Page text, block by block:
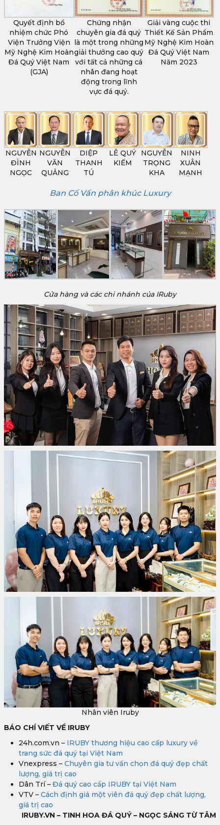
Quyết định bổ
nhiệm chức Phó
Viện Trưởng Viện
Mỹ Nghệ Kim Hoàn
Đá Quý Việt Nam
(GJA)
Chứng nhận
chuyên gia đá quý
là một trong những
giải thưởng cao quý
với tất cả những cá
nhân đang hoạt
động trong lĩnh
vực đá quý.
Giải vàng cuộc thi
Thiết Kế Sản Phẩm
Mỹ Nghệ Kim Hoàn
Đá Quý Việt Nam
Năm 2023
NGUYỄN
ĐÌNH
NGỌC
NGUYỄN
VĂN
QUẢNG
DIỆP
THANH
TÚ
LÊ QUÝ
KIẾM
NGUYỄN
TRỌNG
KHA
NINH
XUÂN
MẠNH
Ban Cố Vấn phân khúc Luxury
Cửa hàng và các chi nhánh của IRuby
Nhân viên Iruby
BÁO CHÍ VIẾT VỀ IRUBY
24h.com.vn – IRUBY thương hiệu cao cấp luxury về
trang sức đá quý tại Việt Nam
Vnexpress – Chuyên gia tư vấn chọn đá quý đẹp chất
lượng, giá trị cao
Dân Trí – Đá quý cao cấp IRUBY tại Việt Nam
VTV – Cách định giá một viên đá quý đẹp chất lượng,
giá trị cao
IRUBY.VN – TINH HOA ĐÁ QUÝ – NGỌC SÁNG TỪ TÂM